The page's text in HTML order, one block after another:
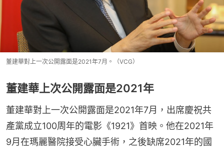
董建華對上一次公開露面是2021年7月。（VCG）
董建華上次公開露面是2021年
董建華對上一次公開露面是2021年7月，出席慶祝共
產黨成立100周年的電影《1921》首映。他在2021年
9月在瑪麗醫院接受心臟手術，之後缺席2021年的國